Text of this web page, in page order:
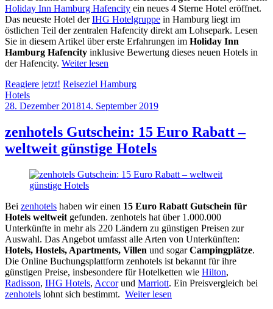
Holiday Inn Hamburg Hafencity ein neues 4 Sterne Hotel eröffnet.
Das neueste Hotel derIHG Hotelgruppe in Hamburg liegt im
östlichen Teil der zentralen Hafencity direkt am Lohsepark. Lesen
Sie in diesem Artikel über erste Erfahrungen im Holiday Inn
Hamburg Hafencity inklusive Bewertung dieses neuen Hotels in
der Hafencity. Weiter lesen
Reagiere jetzt! Reiseziel Hamburg
Hotels
28. Dezember 201814. September 2019
Allan
zenhotels Gutschein: 15 Euro Rabatt –
weltweit günstige Hotels
Bei zenhotels haben wir einen 15 Euro Rabatt Gutschein für
Hotels weltweit gefunden. zenhotels hat über 1.000.000
Unterkünfte in mehr als 220 Ländern zu günstigen Preisen zur
Auswahl. Das Angebot umfasst alle Arten von Unterkünften:
Hotels, Hostels, Apartments, Villen und sogarCampingplätze.
Die Online Buchungsplattform zenhotels ist bekannt für ihre
günstigen Preise, insbesondere für Hotelketten wie Hilton,
Radisson, IHG Hotels, Accorund Marriott. Ein Preisvergleich bei
zenhotels lohnt sich bestimmt. Weiter lesen